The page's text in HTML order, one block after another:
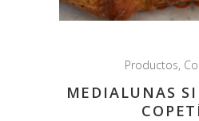
Productos,
MEDIALUNAS